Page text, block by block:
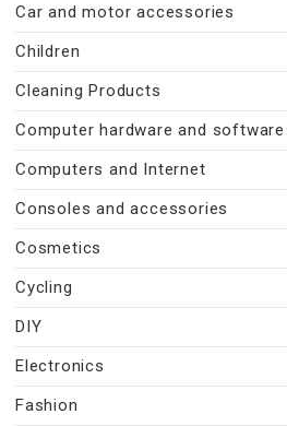
Car and motor accessories
Children
Cleaning Products
Computer hardware and software
Computers and Internet
Consoles and accessories
Cosmetics
Cycling
DIY
Electronics
Fashion